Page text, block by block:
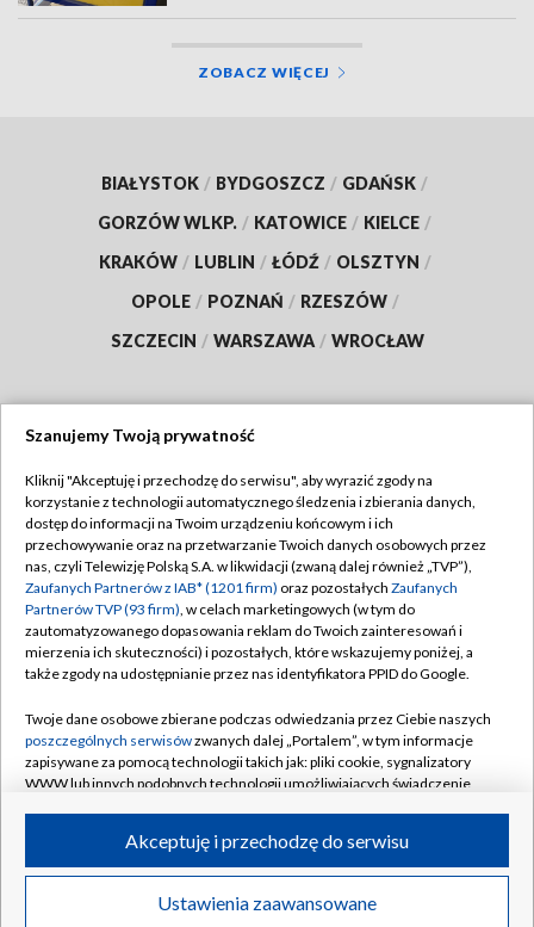
ZOBACZ WIĘCEJ
BIAŁYSTOK / BYDGOSZCZ / GDAŃSK /
GORZÓW WLKP. / KATOWICE / KIELCE /
KRAKÓW / LUBLIN / ŁÓDŹ / OLSZTYN /
OPOLE / POZNAŃ / RZESZÓW /
SZCZECIN / WARSZAWA / WROCŁAW
TVP
Abonament TVP
Emisja w TVP
Centrum informacji TVP
Naziemna Telewizja Cyfrowa
Rada Programowa
System NOS
Informacje o nadawcy
Program dla prasy
Regulamin TVP
Polityka prywatności
Moje zgody
Pomoc
Kontakt
Kanały
©2026 Telewizja Polska S.A. w likwidacji
Szanujemy Twoją prywatność
Kliknij "Akceptuję i przechodzę do serwisu", aby wyrazić zgody na
korzystanie z technologii automatycznego śledzenia i zbierania danych,
dostęp do informacji na Twoim urządzeniu końcowym i ich
przechowywanie oraz na przetwarzanie Twoich danych osobowych przez
nas, czyli Telewizję Polską S.A. w likwidacji (zwaną dalej również „TVP”),
Zaufanych Partnerów z IAB* (1201 firm) oraz pozostałych Zaufanych
Partnerów TVP (93 firm), w celach marketingowych (w tym do
zautomatyzowanego dopasowania reklam do Twoich zainteresowań i
mierzenia ich skuteczności) i pozostałych, które wskazujemy poniżej, a
także zgody na udostępnianie przez nas identyfikatora PPID do Google.
Twoje dane osobowe zbierane podczas odwiedzania przez Ciebie naszych
poszczególnych serwisówzwanych dalej „Portalem”, w tym informacje
zapisywane za pomocą technologii takich jak: pliki cookie, sygnalizatory
WWW lub innych podobnych technologii umożliwiających świadczenie
ruchu w Internecie.
Twoje dane osobowe zbierane podczas odwiedzania przez Ciebie
poszczególnych serwisówna Portalu, takie jak adresy IP, identyfikatory
Ustawienia zaawansowane
Akceptuję i przechodzę do serwisu